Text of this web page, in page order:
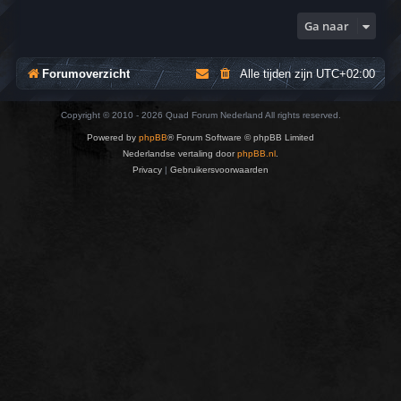
Ga naar
Forumoverzicht Alle tijden zijnUTC+02:00
Copyright © 2010 - 2026 Quad Forum Nederland All rights reserved.
Powered by phpBB® Forum Software © phpBB Limited
Nederlandse vertaling doorphpBB.nl
Privacy | Gebruikersvoorwaarden